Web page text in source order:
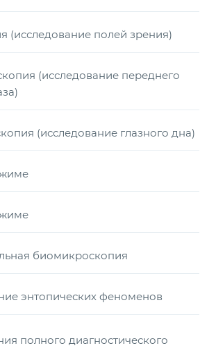
(исследование полей зрения)
(исследование переднего
(исследование глазного дна)
биомикроскопия
энтопических феноменов
полного диагностического